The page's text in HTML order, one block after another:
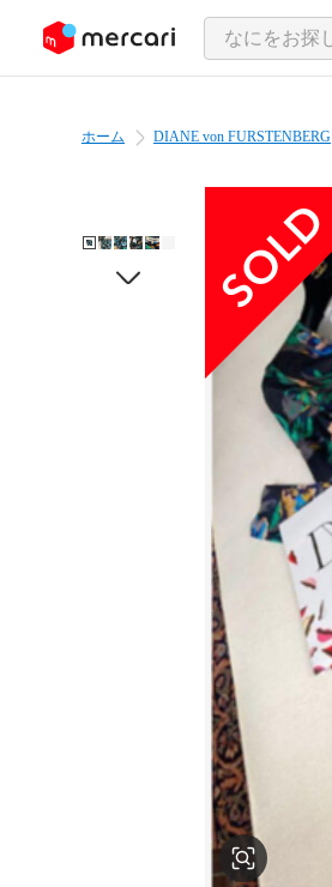
ツにスキップ
ホーム DIANE von FURSTENBERG